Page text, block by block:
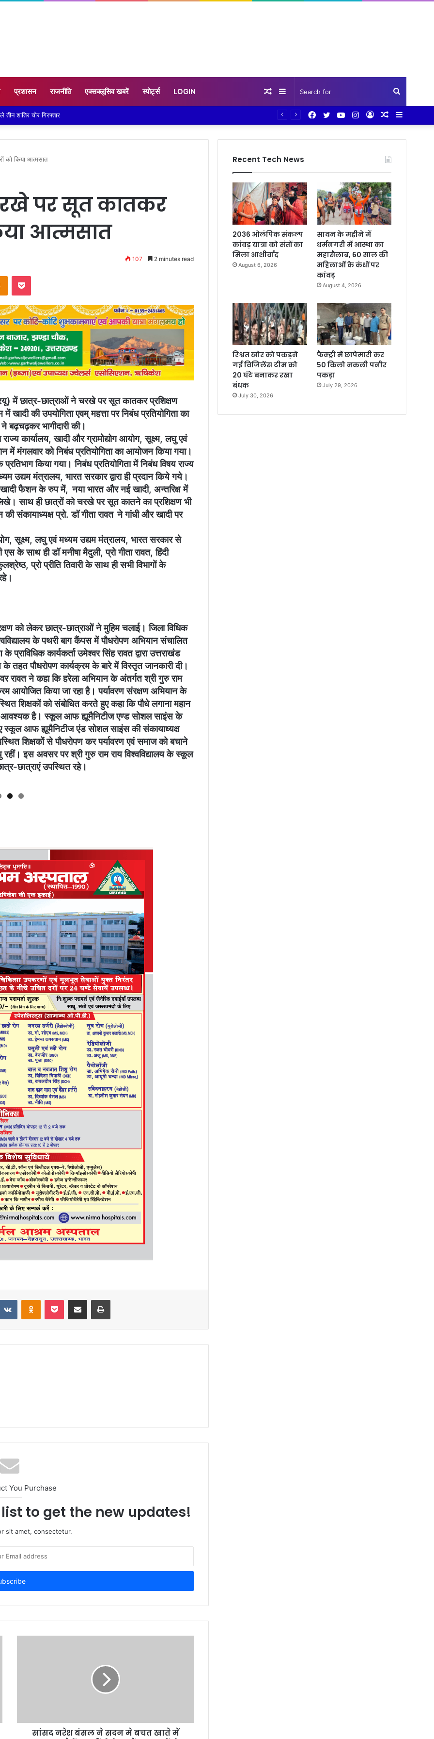
प्रशासन राजनीति एक्सक्लूसिव खबरें स्पोर्ट्स LOGIN Search
for
Sidebar
Random
लगी जमीन, 10 परिवारों ने छोड़े घर Sidebar
Random
Log
Instagram
YouTube
Twitter
Facebook
को किया आत्मसात
पर सूत कातकर
आत्मसात
107 2 minutes read
Odnoklassniki
Pocket
में छात्र-छात्राओं ने चरखे पर सूत कातकर प्रशिक्षण
की उपयोगिता एवम् महत्ता पर निबंध प्रतियोगिता का
बढ़चढ़कर भागीदारी की।
राज्य कार्यालय, खादी और ग्रामोद्योग आयोग, सूक्ष्म, लघु एवं
मंगलवार को निबंध प्रतियोगिता का आयोजन किया गया।
प्रतिभाग किया गया। निबंध प्रतियोगिता में निबंध विषय राज्य
उद्यम मंत्रालय, भारत सरकार द्वारा ही प्रदान किये गये।
फैशन के रुप में, नया भारत और नई खादी, अन्तरिक्ष में
साथ ही छात्रों को चरखे पर सूत कातने का प्रशिक्षण भी
संकायाध्यक्ष प्रो. डॉ गीता रावत ने गांधी और खादी पर
सूक्ष्म, लघु एवं मध्यम उद्यम मंत्रालय, भारत सरकार से
के साथ ही डॉ मनीषा मैदुली, प्रो गीता रावत, हिंदी
प्रो प्रीति तिवारी के साथ ही सभी विभागों के
को लेकर छात्र-छात्राओं ने मुहिम चलाई। जिला विधिक
के पथरी बाग कैंपस में पौधरोपण अभियान संचालित
कार्यकर्ता उमेश्वर सिंह रावत द्वारा उत्तराखंड
के तहत पौधरोपण कार्यक्रम के बारे में विस्तृत जानकारी दी।
रावत ने कहा कि हरेला अभियान के अंतर्गत श्री गुरु राम
आयोजित किया जा रहा है। पर्यावरण संरक्षण अभियान के
शिक्षकों को संबोधित करते हुए कहा कि पौधे लगाना महान
आवश्यक है। स्कूल आफ ह्यूमैनिटीज एण्ड सोशल साइंस के
स्कूल आफ ह्यूमैनिटीज एंड सोशल साइंस की संकायाध्यक्ष
शिक्षकों से पौधरोपण कर पर्यावरण एवं समाज को बचाने
इस अवसर पर श्री गुरु राम राय विश्वविद्यालय के स्कूल
छात्राएं उपस्थित रहे।
VKontakteOdnoklassniki
Pocket Share via Email Print
You Purchase
to get the new updates!
sit amet, consectetur.
सांसद नरेश बंसल ने सदन मे बचत खाते में
Recent Tech News
2036 ओलंपिक संकल्प
कांवड़ यात्रा को संतों का
मिला आशीर्वाद
August 6, 2026
सावन के महीने में
धर्मनगरी में आस्था का
महासैलाब, 60 साल की
महिलाओं के कंधों पर
कांवड़
August 4, 2026
रिश्वत खोर को पकड़ने
गई विजिलेंस टीम को
20 घंटे बनाकर रखा
बंधक
July 30, 2026
फैक्ट्री में छापेमारी कर
50 किलो नकली पनीर
पकड़ा
July 29, 2026